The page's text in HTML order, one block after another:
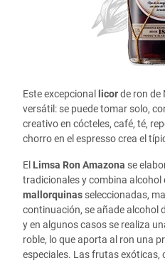
Este excepcional licorde ron de
versátil: se puede tomar solo,
creativo en cócteles, café, té,
chorro en el espresso crea el
El Limsa Ron Amazona se
tradicionales y combina alcohol
mallorquinas seleccionadas,
continuación, se añade alcohol
y en algunos casos se realiza
roble, lo que aporta al ron una
especiales. Las frutas